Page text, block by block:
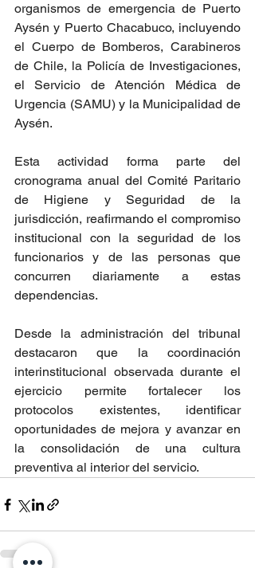
organismos de emergencia de Puerto
Aysén y Puerto Chacabuco, incluyendo
el Cuerpo de Bomberos, Carabineros
de Chile, la Policía de Investigaciones,
el Servicio de Atención Médica de
Urgencia (SAMU) y la Municipalidad de
Aysén.
Esta actividad forma parte del
cronograma anual del Comité Paritario
de Higiene y Seguridad de la
jurisdicción, reafirmando el compromiso
institucional con la seguridad de los
funcionarios y de las personas que
concurren diariamente a estas
dependencias.
Desde la administración del tribunal
destacaron que la coordinación
interinstitucional observada durante el
ejercicio permite fortalecer los
protocolos existentes, identificar
oportunidades de mejora y avanzar en
la consolidación de una cultura
preventiva al interior del servicio.